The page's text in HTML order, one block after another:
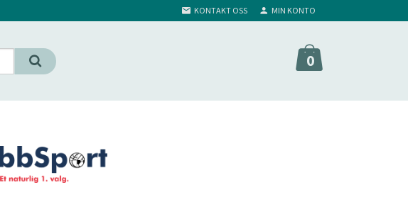
KONTAKT OSS MIN KONTO
0